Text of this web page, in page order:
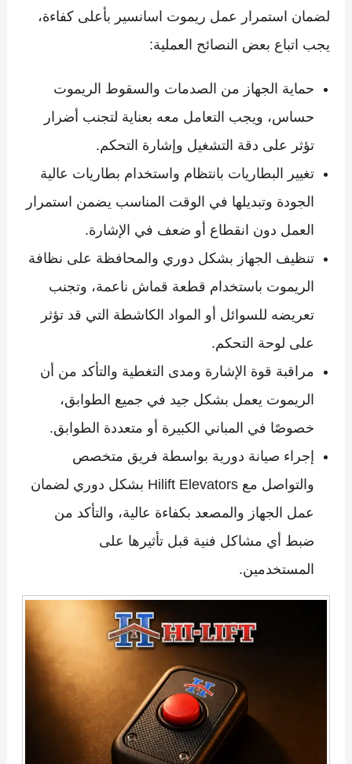
لضمان استمرار عمل ريموت اسانسير بأعلى كفاءة،
يجب اتباع بعض النصائح العملية:
حماية الجهاز من الصدمات والسقوط الريموت
حساس، ويجب التعامل معه بعناية لتجنب أضرار
تؤثر على دقة التشغيل وإشارة التحكم.
تغيير البطاريات بانتظام واستخدام بطاريات عالية
الجودة وتبديلها في الوقت المناسب يضمن استمرار
العمل دون انقطاع أو ضعف في الإشارة.
تنظيف الجهاز بشكل دوري والمحافظة على نظافة
الريموت باستخدام قطعة قماش ناعمة، وتجنب
تعريضه للسوائل أو المواد الكاشطة التي قد تؤثر
على لوحة التحكم.
مراقبة قوة الإشارة ومدى التغطية والتأكد من أن
الريموت يعمل بشكل جيد في جميع الطوابق،
خصوصًا في المباني الكبيرة أو متعددة الطوابق.
إجراء صيانة دورية بواسطة فريق متخصص
والتواصل مع Hilift Elevators بشكل دوري لضمان
عمل الجهاز والمصعد بكفاءة عالية، والتأكد من
ضبط أي مشاكل فنية قبل تأثيرها على
المستخدمين.